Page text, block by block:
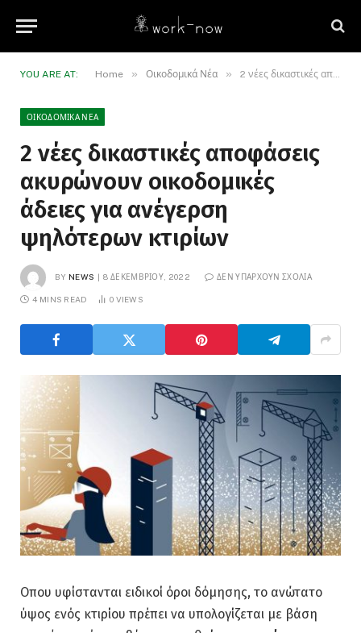
YOU ARE AT: Home » Οικοδομικά Νέα » 2 νέες δικαστικές αποφάσεις ακυρώνουν οικοδομικές άδειες για ανέγερση ψηλότερων κτιρίων
ΟΙΚΟΔΟΜΙΚΆ ΝΈΑ
2 νέες δικαστικές αποφάσεις
ακυρώνουν οικοδομικές
άδειες για ανέγερση
ψηλότερων κτιρίων
BY NEWS 8 ΔΕΚΕΜΒΡΊΟΥ, 2022 ΔΕΝ ΥΠΆΡΧΟΥΝ ΣΧΌΛΙΑ
4 MINS READ 0 VIEWS
Οπου υφίστανται ειδικοί όροι δόμησης, το ανώτατο
ύψος ενός κτιρίου πρέπει να υπολογίζεται με βάση